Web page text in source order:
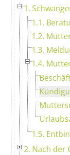
1.
1.1.
1.2.
1.3.
1.4.
1.5.
2. Nach der